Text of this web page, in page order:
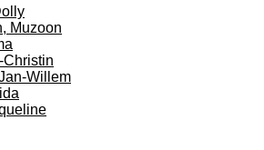
Muzoon
Christin
Willem